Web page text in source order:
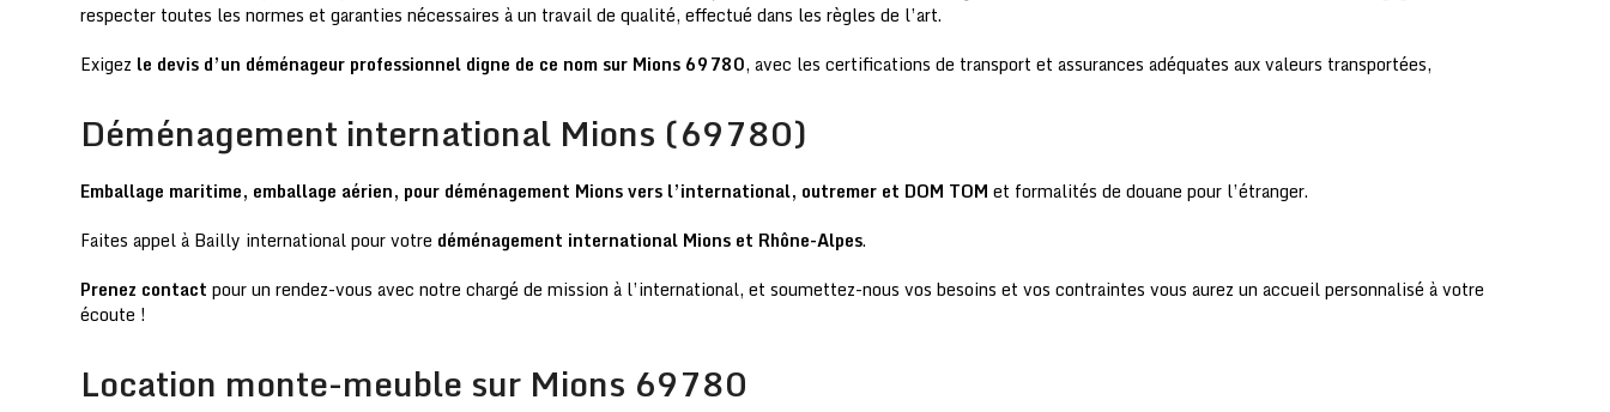
respecter toutes les normes et garanties nécessaires à un travail de qualité, effectué dans les règles de l’art.
Exigez le devis d’un déménageur professionnel digne de ce nom sur Mions 69780, avec les certifications de transport et assurances adéquates aux valeurs transportées,
Déménagement international Mions (69780)
Emballage maritime, emballage aérien, pour déménagement Mions vers l’international, outremer et DOM TOM et formalités de douane pour l’étranger.
Faites appel à Bailly international pour votre déménagement international Mions et Rhône-Alpes.
Prenez contact pour un rendez-vous avec notre chargé de mission à l’international, et soumettez-nous vos besoins et vos contraintes vous aurez un accueil personnalisé à votre
écoute !
Location monte-meuble sur Mions 69780